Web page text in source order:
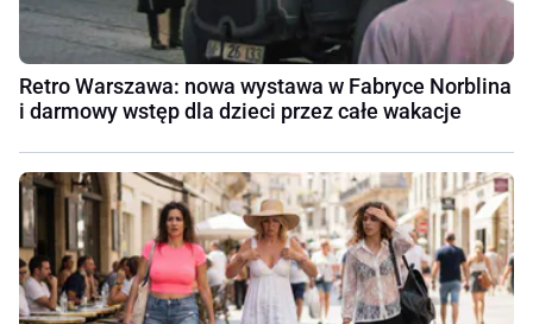
Retro Warszawa: nowa wystawa w Fabryce Norblina
i darmowy wstęp dla dzieci przez całe wakacje